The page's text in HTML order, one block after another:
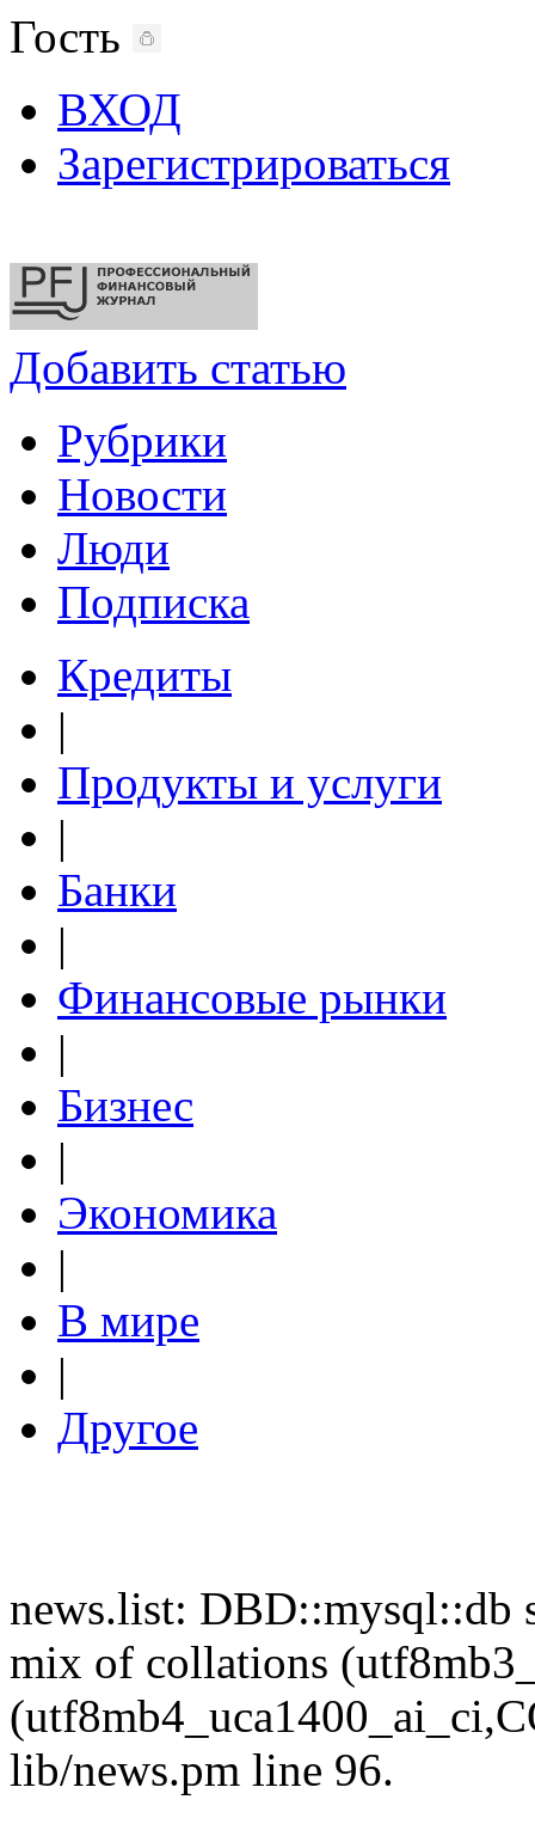
Гость
ВХОД
Зарегистрироваться
Добавить статью
Рубрики
Новости
Люди
Подписка
Кредиты
|
Продукты и услуги
|
Банки
|
Финансовые рынки
|
Бизнес
|
Экономика
|
В мире
|
Другое
news.list: DBD::mysql::db
mix of collations
lib/news.pm line 96.